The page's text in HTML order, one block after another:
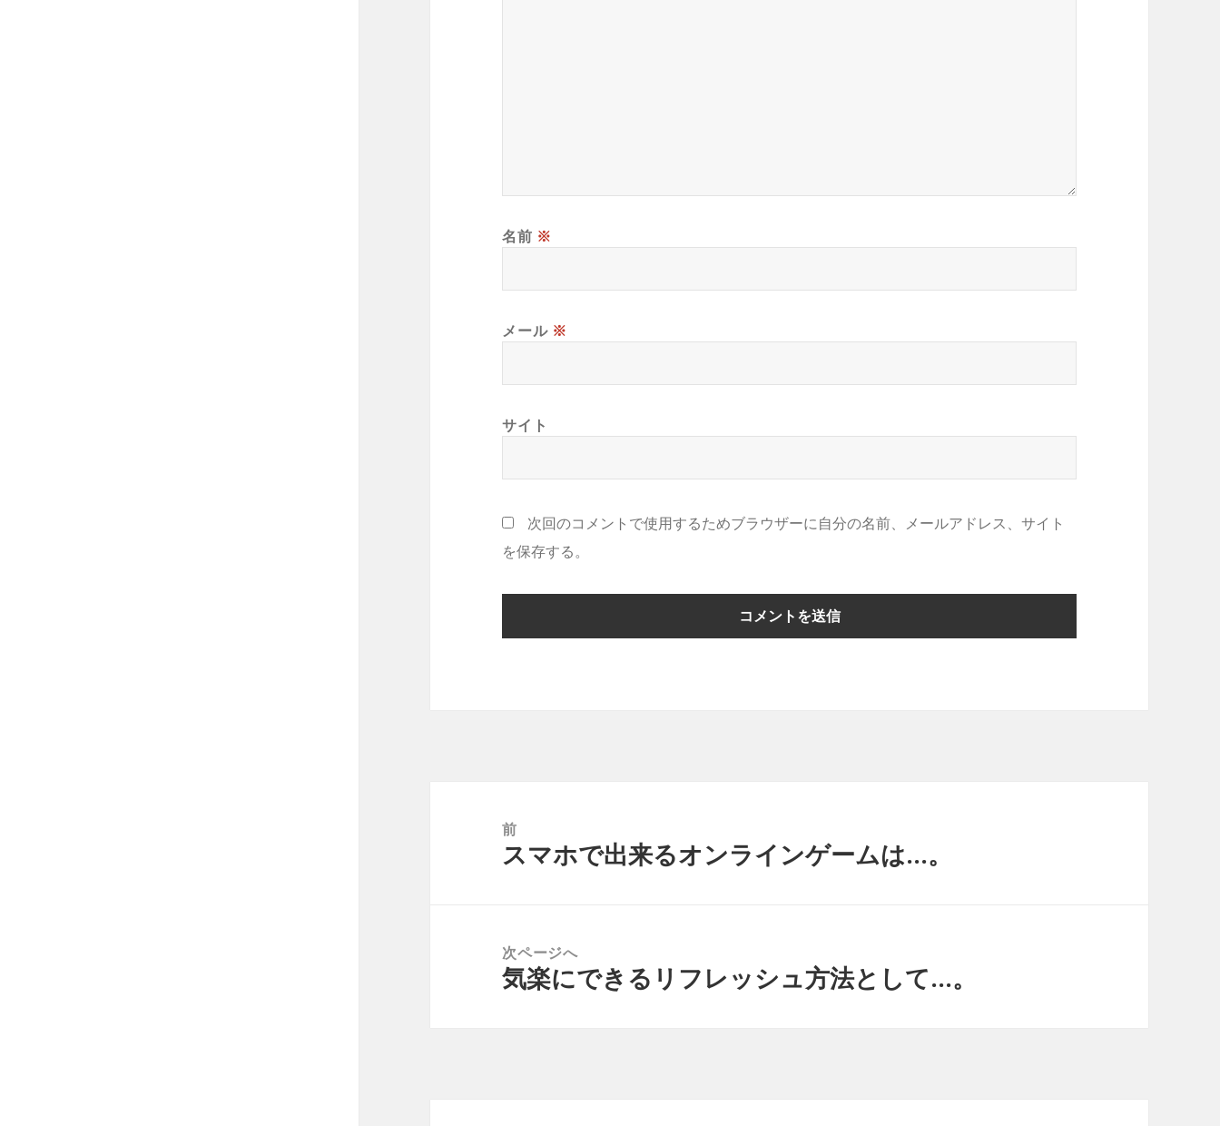
名前 ※
メール ※
サイト
次回のコメントで使用するためブラウザーに自分の名前、メールアドレス、サイト
を保存する。
前
前
スマホで出来るオンラインゲームは…。
次ページへ
次
気楽にできるリフレッシュ方法として…。